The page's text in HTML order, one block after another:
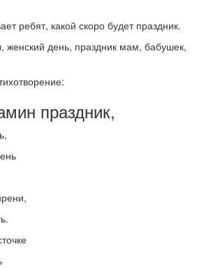
ребят, какой скоро будет праздник.
женский день, праздник мам, бабушек,
праздник,